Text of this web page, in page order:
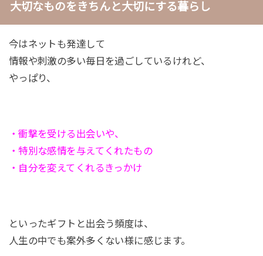
大切なものをきちんと大切にする暮らし
今はネットも発達して
情報や刺激の多い毎日を過ごしているけれど、
やっぱり、
・衝撃を受ける出会いや、
・特別な感情を与えてくれたもの
・自分を変えてくれるきっかけ
といったギフトと出会う頻度は、
人生の中でも案外多くない様に感じます。